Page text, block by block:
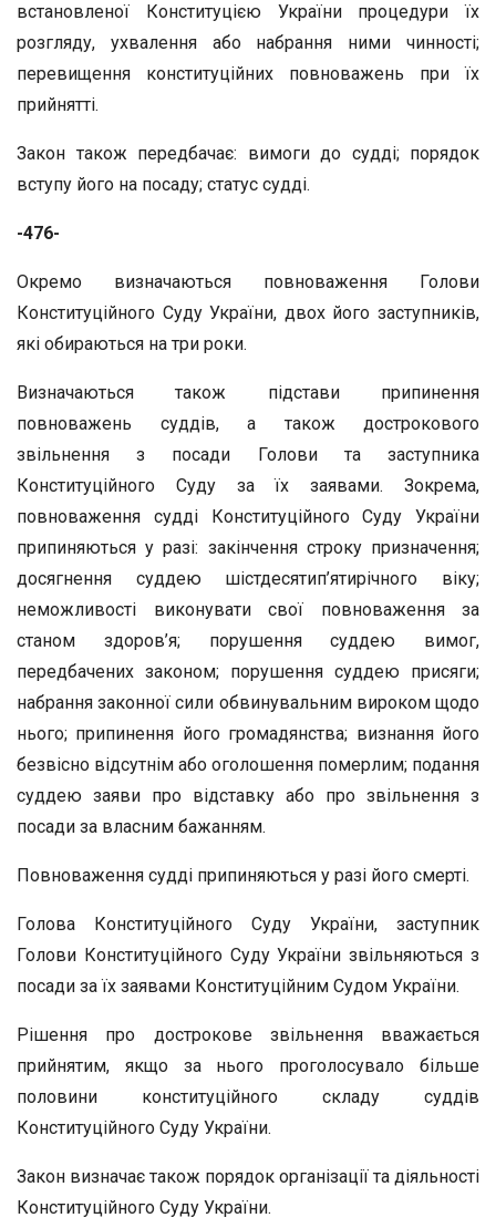
встановленої Конституцією України процедури їх
розгляду, ухвалення або набрання ними чинності;
перевищення конституційних повноважень при їх
прийнятті.
Закон також передбачає: вимоги до судді; порядок
вступу його на посаду; статус судді.
-476-
Окремо визначаються повноваження Голови
Конституційного Суду України, двох його заступників,
які обираються на три роки.
Визначаються також підстави припинення
повноважень суддів, а також дострокового
звільнення з посади Голови та заступника
Конституційного Суду за їх заявами. Зокрема,
повноваження судді Конституційного Суду України
припиняються у разі: закінчення строку призначення;
досягнення суддею шістдесятип’ятирічного віку;
неможливості виконувати свої повноваження за
станом здоров’я; порушення суддею вимог,
передбачених законом; порушення суддею присяги;
набрання законної сили обвинувальним вироком щодо
нього; припинення його громадянства; визнання його
безвісно відсутнім або оголошення померлим; подання
суддею заяви про відставку або про звільнення з
посади за власним бажанням.
Повноваження судді припиняються у разі його смерті.
Голова Конституційного Суду України, заступник
Голови Конституційного Суду України звільняються з
посади за їх заявами Конституційним Судом України.
Рішення про дострокове звільнення вважається
прийнятим, якщо за нього проголосувало більше
половини конституційного складу суддів
Конституційного Суду України.
Закон визначає також порядок організації та діяльності
Конституційного Суду України.